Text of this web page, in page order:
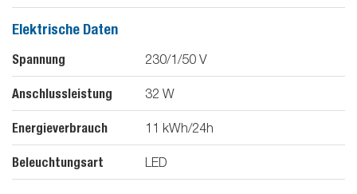
Elektrische Daten
Spannung 230/1/50 V
Anschlussleistung 32 W
Energieverbrauch 11 kWh/24h
Beleuchtungsart LED